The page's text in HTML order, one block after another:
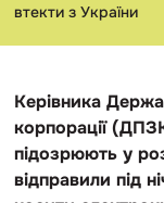
втекти з України
Керівника
корпорації
підозрюють у
відправили під